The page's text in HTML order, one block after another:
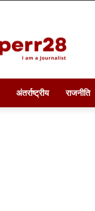
अंतर्राष्ट्रीय राजनीति